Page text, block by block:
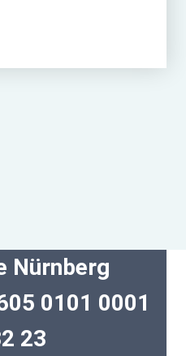
Nürnberg
0101 0001
23